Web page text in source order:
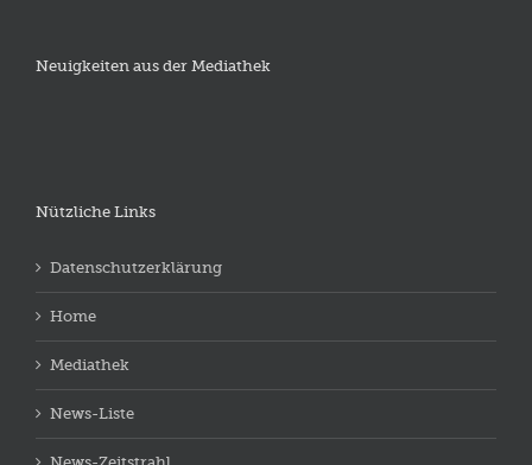
Neuigkeiten aus der Mediathek
Nützliche Links
Datenschutzerklärung
Home
Mediathek
News-Liste